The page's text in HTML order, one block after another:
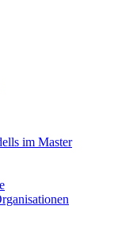
im Master